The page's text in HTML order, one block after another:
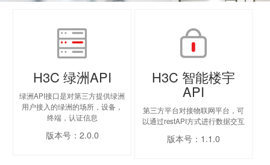
H3C 绿洲API
绿洲API接口是对第三方提供绿洲
用户接入的绿洲的场所，设备，
终端，认证信息
版本号：2.0.0
H3C 智能楼宇
API
第三方平台对接物联网平台，可
以通过restAPI方式进行数据交互
版本号：1.1.0